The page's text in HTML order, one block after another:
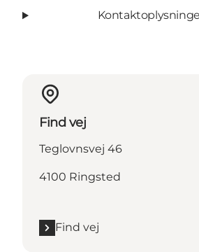
Find vej
Teglovnsvej 46
4100 Ringsted
Find vej